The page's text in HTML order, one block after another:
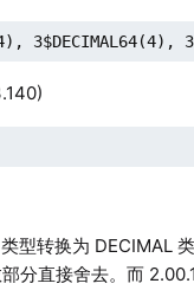
3$DECIMAL64(4),
型转换为 DECIMAL
分直接舍去。而